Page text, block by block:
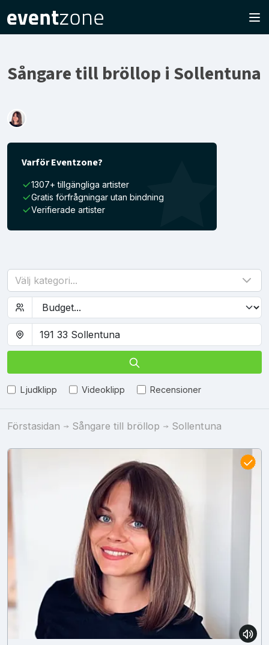
Sångare till bröllop i Sollentuna
Varför Eventzone?
1307+ tillgängliga artister
Gratis förfrågningar utan bindning
Verifierade artister
Välj kategori...
Ljudklipp Videoklipp Recensioner
Förstasidan Sångare till bröllop Sollentuna